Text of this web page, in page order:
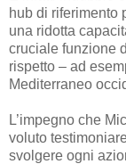
hub di riferimento
una ridotta
cruciale funzione
rispetto – ad
Mediterraneo
L’impegno che
voluto
svolgere ogni